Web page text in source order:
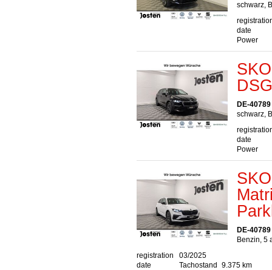
schwarz,
date
Power
DE-
schwarz,
date
Power
DE-
Benzin, 5
registration
date
03/2025
Tachostand
9.375 km